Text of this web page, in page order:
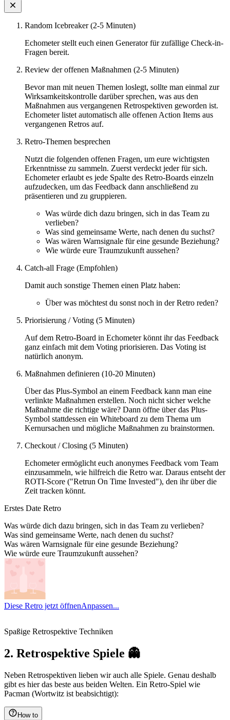
Random Icebreaker (2-5 Minuten)
Echometer stellt euch einen Generator für zufällige Check-in-
Fragen bereit.
Review der offenen Maßnahmen (2-5 Minuten)
Bevor man mit neuen Themen loslegt, sollte man einmal zur
Wirksamkeitskontrolle darüber sprechen, was aus den
Maßnahmen aus vergangenen Retrospektiven geworden ist.
Echometer listet automatisch alle offenen Action Items aus
vergangenen Retros auf.
Retro-Themen besprechen
Nutzt die folgenden offenen Fragen, um eure wichtigsten
Erkenntnisse zu sammeln. Zuerst verdeckt jeder für sich.
Echometer erlaubt es jede Spalte des Retro-Boards einzeln
aufzudecken, um das Feedback dann anschließend zu
präsentieren und zu gruppieren.
Was würde dich dazu bringen, sich in das Team zu
verlieben?
Was sind gemeinsame Werte, nach denen du suchst?
Was wären Warnsignale für eine gesunde Beziehung?
Wie würde eure Traumzukunft aussehen?
Catch-all Frage (Empfohlen)
Damit auch sonstige Themen einen Platz haben:
Über was möchtest du sonst noch in der Retro reden?
Priorisierung / Voting (5 Minuten)
Auf dem Retro-Board in Echometer könnt ihr das Feedback
ganz einfach mit dem Voting priorisieren. Das Voting ist
natürlich anonym.
Maßnahmen definieren (10-20 Minuten)
Über das Plus-Symbol an einem Feedback kann man eine
verlinkte Maßnahmen erstellen. Noch nicht sicher welche
Maßnahme die richtige wäre? Dann öffne über das Plus-
Symbol stattdessen ein Whiteboard zu dem Thema um
Kernursachen und mögliche Maßnahmen zu brainstormen.
Checkout / Closing (5 Minuten)
Echometer ermöglicht euch anonymes Feedback vom Team
einzusammeln, wie hilfreich die Retro war. Daraus entseht der
ROTI-Score ("Retrun On Time Invested"), den ihr über die
Zeit tracken könnt.
Erstes Date Retro
Was würde dich dazu bringen, sich in das Team zu verlieben?
Was sind gemeinsame Werte, nach denen du suchst?
Was wären Warnsignale für eine gesunde Beziehung?
Wie würde eure Traumzukunft aussehen?
Diese Retro jetzt öffnenAnpassen...
Spaßige Retrospektive Techniken
2. Retrospektive Spiele 👻
Neben Retrospektiven lieben wir auch alle Spiele. Genau deshalb
gibt es hier das beste aus beiden Welten. Ein Retro-Spiel wie
Pacman (Wortwitz ist beabsichtigt):
How to